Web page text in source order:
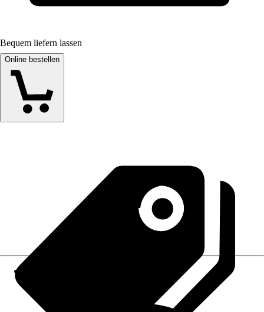
Bequem liefern lassen
Online bestellen